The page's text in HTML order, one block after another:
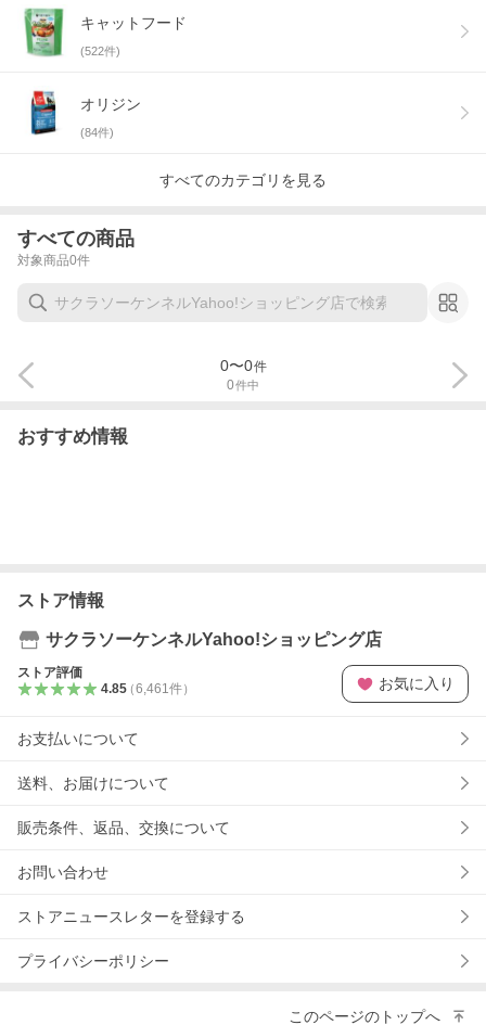
キャットフード
(522件)
オリジン
(84件)
すべてのカテゴリを見る
すべての商品
対象商品0件
0件中
0〜0件
おすすめ情報
ストア情報
サクラソーケンネルYahoo!ショッピング店
ストア評価
4.85（6,461件） お気に入り
お支払いについて
送料、お届けについて
販売条件、返品、交換について
お問い合わせ
ストアニュースレターを登録する
プライバシーポリシー
このページのトップへ